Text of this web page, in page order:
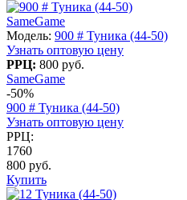
SameGame
Модель: 900 # Туника (44-50)
Узнать оптовую цену
РРЦ: 800 руб.
SameGame
-50%
900 # Туника (44-50)
Узнать оптовую цену
РРЦ:
1760
800 руб.
Купить